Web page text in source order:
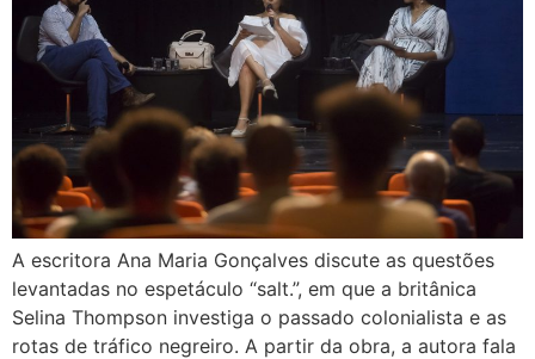
A escritora Ana Maria Gonçalves discute as questões
levantadas no espetáculo “salt.”, em que a britânica
Selina Thompson investiga o passado colonialista e as
rotas de tráfico negreiro. A partir da obra, a autora fala